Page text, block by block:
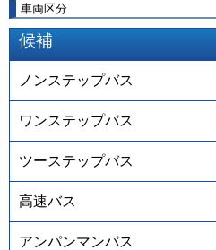
車両区分
候補
ノンステップバス
ワンステップバス
ツーステップバス
高速バス
アンパンマンバス